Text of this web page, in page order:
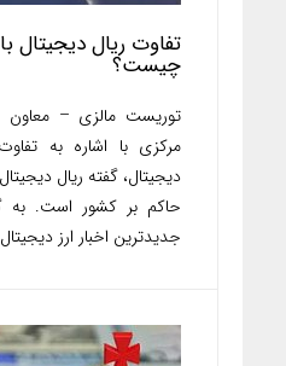
تفاوت ریال دیجیتال
چیست؟
توریست مالزی – معاون
مرکزی با اشاره به
دیجیتال، گفته ریال
حاکم بر کشور است. به
جدیدترین اخبار ارز